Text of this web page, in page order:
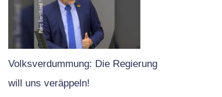
Volksverdummung: Die Regierung
will uns veräppeln!